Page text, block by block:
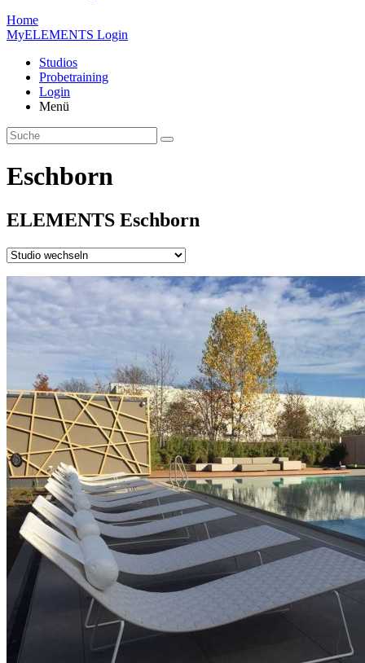
Home
MyELEMENTS Login
Studios
Probe­training
Login
Menü
Eschborn
ELEMENTS Esch­born